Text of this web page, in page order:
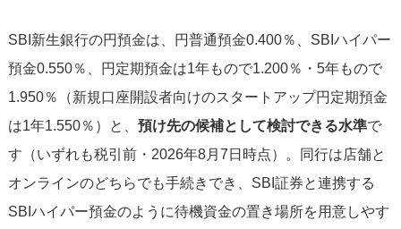
SBI新生銀行の円預金は、円普通預金0.400％、SBIハイパー
預金0.550％、円定期預金は1年もので1.200％・5年もので
1.950％（新規口座開設者向けのスタートアップ円定期預金
は1年1.550％）と、 預け先の候補として検討できる水準で
す（いずれも税引前・2026年8月7日時点）。同行は店舗と
オンラインのどちらでも手続きでき、SBI証券と連携する
SBIハイパー預金のように待機資金の置き場所を用意しやす